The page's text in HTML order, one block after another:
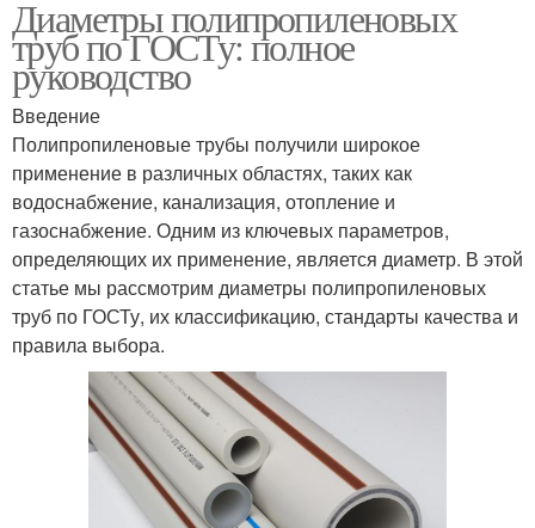
Диаметры полипропиленовых
труб по ГОСТу: полное
руководство
Введение
Полипропиленовые трубы получили широкое
применение в различных областях, таких как
водоснабжение, канализация, отопление и
газоснабжение. Одним из ключевых параметров,
определяющих их применение, является диаметр. В этой
статье мы рассмотрим диаметры полипропиленовых
труб по ГОСТу, их классификацию, стандарты качества и
правила выбора.